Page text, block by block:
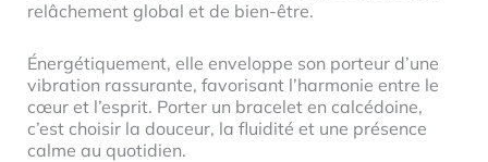
relâchement global et de bien-être.
Énergétiquement, elle enveloppe son porteur d’une
vibration rassurante, favorisant l’harmonie entre le
cœur et l’esprit. Porter un bracelet en calcédoine,
c’est choisir la douceur, la fluidité et une présence
calme au quotidien.